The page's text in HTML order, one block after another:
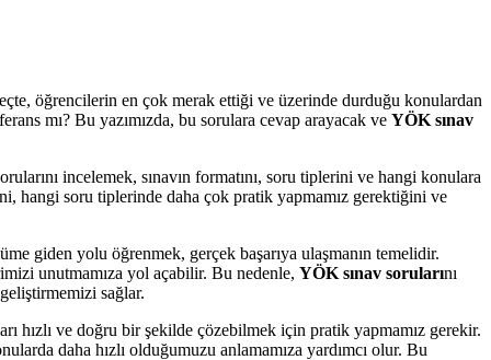
öğrencilerin en çok merak ettiği ve üzerinde durduğu konulardan
mı? Bu yazımızda, bu sorulara cevap arayacak ve YÖK sınav
incelemek, sınavın formatını, soru tiplerini ve hangi konulara
hangi soru tiplerinde daha çok pratik yapmamız gerektiğini ve
giden yolu öğrenmek, gerçek başarıya ulaşmanın temelidir.
unutmamıza yol açabilir. Bu nedenle, YÖK sınav sorularını
sağlar.
hızlı ve doğru bir şekilde çözebilmek için pratik yapmamız gerekir.
daha hızlı olduğumuzu anlamamıza yardımcı olur. Bu